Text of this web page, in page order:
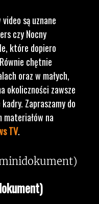
są uznane
czy Nocny
które dopiero
chętnie
oraz w małych,
okoliczności zawsze
Zapraszamy do
materiałów na
TV.